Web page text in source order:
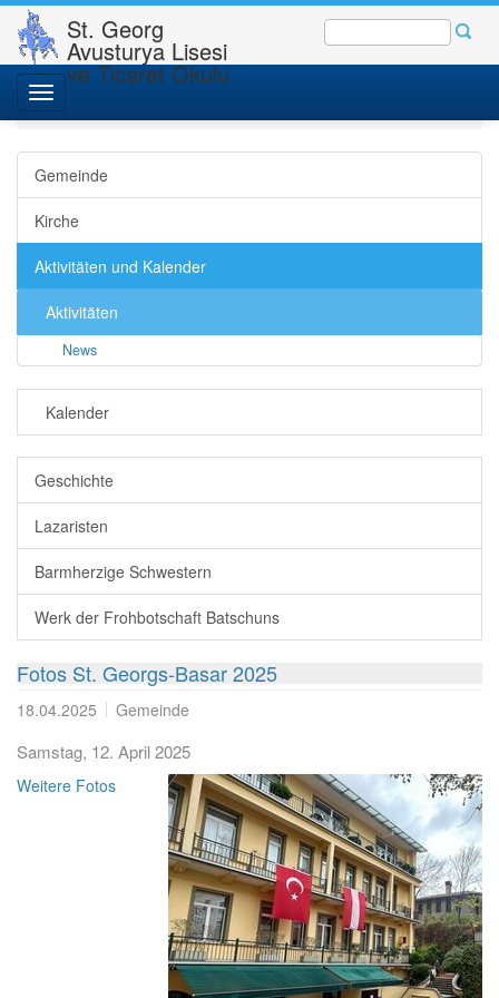
St. Georg
Avusturya Lisesi
ve Ticaret Okulu
Toggle
navigation
St. Georgs-Gemeinde
Gemeinde - Kirche
Aktivitäten und Kalender
Gemeinde
Kirche
Aktivitäten und Kalender
Aktivitäten
News
Kalender
Geschichte
Lazaristen
Barmherzige Schwestern
Werk der Frohbotschaft Batschuns
Fotos St. Georgs-Basar 2025
18.04.2025 Gemeinde
Samstag, 12. April 2025
Weitere Fotos